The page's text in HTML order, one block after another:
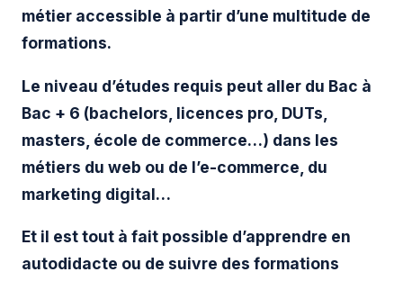
métier accessible à partir d’une multitude de
formations.
Le niveau d’études requis peut aller du Bac à
Bac + 6 (bachelors, licences pro, DUTs,
masters, école de commerce…) dans les
métiers du web ou de l’e-commerce, du
marketing digital…
Et il est tout à fait possible d’apprendre en
autodidacte ou de suivre des formations